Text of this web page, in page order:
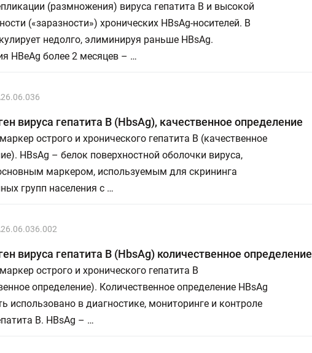
(размножения) вируса гепатита В и высокой
(«заразности») хронических НВsAg-носителей. В
недолго, элиминируя раньше HBsAg.
HBeAg более 2 месяцев – …
вируса гепатита В (HbsAg), качественное определение
острого и хронического гепатита В (качественное
HBsAg – белок поверхностной оболочки вируса,
маркером, используемым для скрининга
групп населения с …
вируса гепатита В (HbsAg) количественное определение
острого и хронического гепатита В
определение). Количественное определение HBsAg
использовано в диагностике, мониторинге и контроле
В. HBsAg – …